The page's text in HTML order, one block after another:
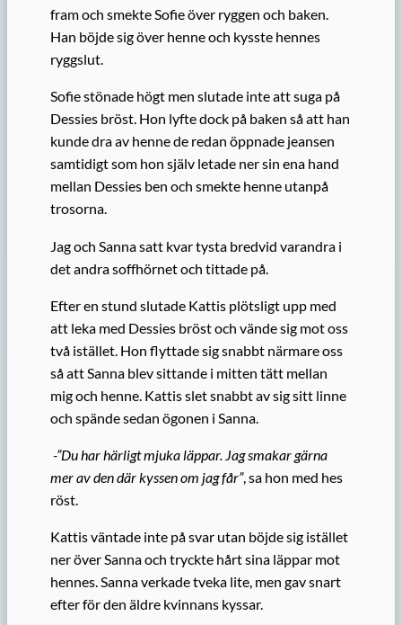
fram och smekte Sofie över ryggen och baken.
Han böjde sig över henne och kysste hennes
ryggslut.
Sofie stönade högt men slutade inte att suga på
Dessies bröst. Hon lyfte dock på baken så att han
kunde dra av henne de redan öppnade jeansen
samtidigt som hon själv letade ner sin ena hand
mellan Dessies ben och smekte henne utanpå
trosorna.
Jag och Sanna satt kvar tysta bredvid varandra i
det andra soffhörnet och tittade på.
Efter en stund slutade Kattis plötsligt upp med
att leka med Dessies bröst och vände sig mot oss
två istället. Hon flyttade sig snabbt närmare oss
så att Sanna blev sittande i mitten tätt mellan
mig och henne. Kattis slet snabbt av sig sitt linne
och spände sedan ögonen i Sanna.
-”Du har härligt mjuka läppar. Jag smakar gärna
mer av den där kyssen om jag får”, sa hon med hes
röst.
Kattis väntade inte på svar utan böjde sig istället
ner över Sanna och tryckte hårt sina läppar mot
hennes. Sanna verkade tveka lite, men gav snart
efter för den äldre kvinnans kyssar.